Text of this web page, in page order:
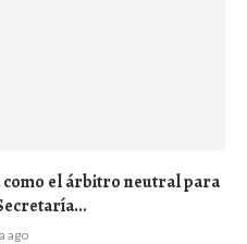
como el árbitro neutral para
ago